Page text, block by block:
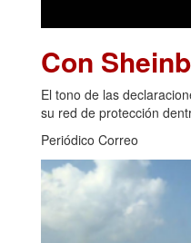
Con
El tono de las
su red de protección
Periódico Correo